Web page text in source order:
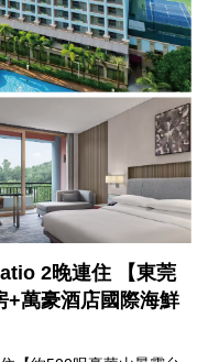
2晚連住 【東莞
萬豪酒店國際海鮮